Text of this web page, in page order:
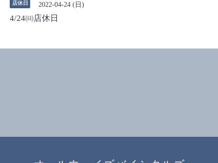
店休日 2022-04-24 (日)
4/24㈰店休日